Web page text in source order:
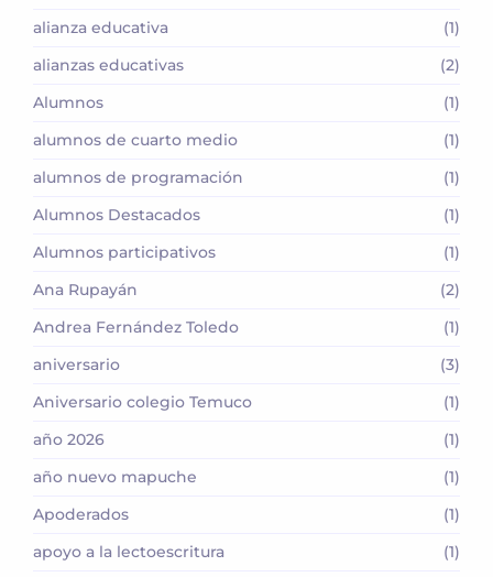
alianza educativa
(1)
alianzas educativas
(2)
Alumnos
(1)
alumnos de cuarto medio
(1)
alumnos de programación
(1)
Alumnos Destacados
(1)
Alumnos participativos
(1)
Ana Rupayán
(2)
Andrea Fernández Toledo
(1)
aniversario
(3)
Aniversario colegio Temuco
(1)
año 2026
(1)
año nuevo mapuche
(1)
Apoderados
(1)
apoyo a la lectoescritura
(1)